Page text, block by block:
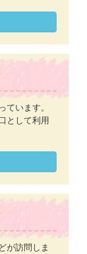
います。
として利用
が訪問しま